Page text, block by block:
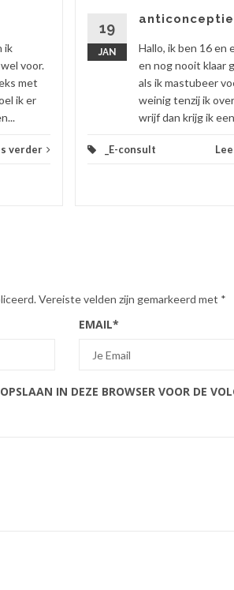
ik
voor.
met
ik er
verder
19
JAN
anticonceptie
Hallo, ik ben 16 en
en nog nooit klaar
als ik mastubeer
weinig tenzij ik
wrijf dan krijg ik
_E-consult
Vereiste velden zijn gemarkeerd met *
EMAIL*
IN DEZE BROWSER VOOR DE